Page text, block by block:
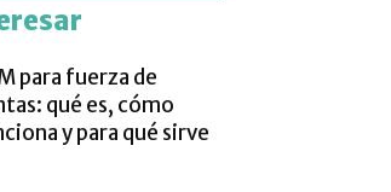
para fuerza de
qué es, cómo
y para qué sirve